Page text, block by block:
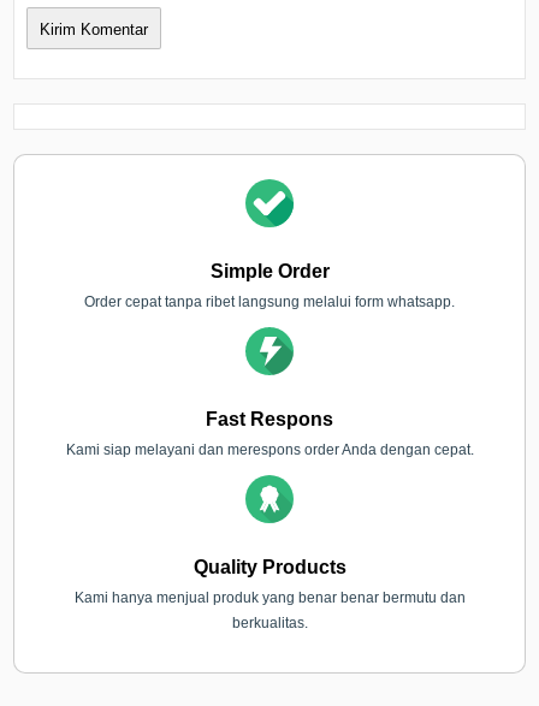
Simple Order
Order cepat tanpa ribet langsung melalui form whatsapp.
Fast Respons
Kami siap melayani dan merespons order Anda dengan cepat.
Quality Products
Kami hanya menjual produk yang benar benar bermutu dan
berkualitas.